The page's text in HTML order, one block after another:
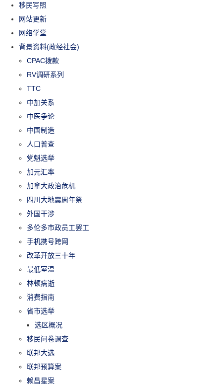
移民写照
网站更新
网络学堂
背景资料(政经社会)
CPAC拨款
RV调研系列
TTC
中加关系
中医争论
中国制造
人口普查
党魁选举
加元汇率
加拿大政治危机
四川大地震周年祭
外国干涉
多伦多市政员工罢工
手机携号跨网
改革开放三十年
最低室温
林顿病逝
消费指南
省市选举
选区概况
移民问卷调查
联邦大选
联邦预算案
赖昌星案